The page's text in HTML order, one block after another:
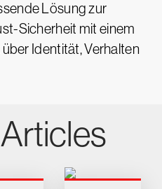
Lösung zur
Sicherheit mit einem
Identität, Verhalten